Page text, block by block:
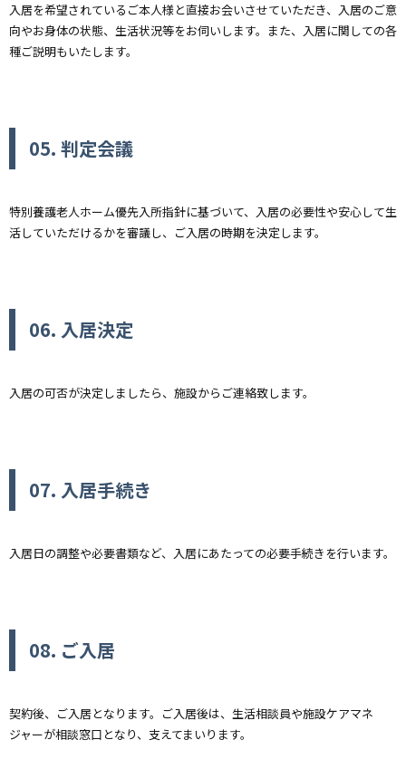
入居を希望されているご本人様と直接お会いさせていただき、入居のご意
向やお身体の状態、生活状況等をお伺いします。また、入居に関しての各
種ご説明もいたします。
05. 判定会議
特別養護老人ホーム優先入所指針に基づいて、入居の必要性や安心して生
活していただけるかを審議し、ご入居の時期を決定します。
06. 入居決定
入居の可否が決定しましたら、施設からご連絡致します。
07. 入居手続き
入居日の調整や必要書類など、入居にあたっての必要手続きを行います。
08. ご入居
契約後、ご入居となります。ご入居後は、生活相談員や施設ケアマネ
ジャーが相談窓口となり、支えてまいります。